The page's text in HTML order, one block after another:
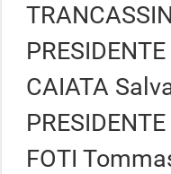
CAIATA
FOTI